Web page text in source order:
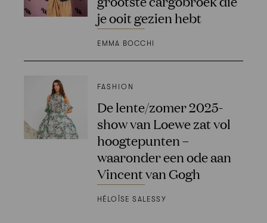
je ooit gezien hebt
EMMA BOCCHI
FASHION
De lente/zomer 2025-
show van Loewe zat vol
hoogtepunten –
waaronder een ode aan
Vincent van Gogh
HÉLOÏSE SALESSY